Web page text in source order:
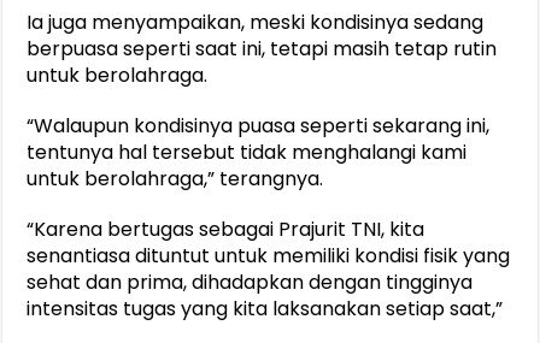
Ia juga menyampaikan, meski kondisinya sedang
berpuasa seperti saat ini, tetapi masih tetap rutin
untuk berolahraga.
“Walaupun kondisinya puasa seperti sekarang ini,
tentunya hal tersebut tidak menghalangi kami
untuk berolahraga,” terangnya.
“Karena bertugas sebagai Prajurit TNI, kita
senantiasa dituntut untuk memiliki kondisi fisik yang
sehat dan prima, dihadapkan dengan tingginya
intensitas tugas yang kita laksanakan setiap saat,”